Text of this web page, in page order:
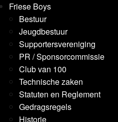
Friese Boys
Bestuur
Jeugdbestuur
Supportersvereniging
PR / Sponsorcommissie
Club van 100
Technische zaken
Statuten en Reglement
Gedragsregels
Historie